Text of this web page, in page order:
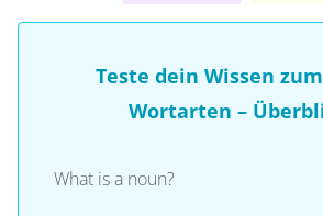
Teste dein Wissen
Wortarten –
What is a noun?